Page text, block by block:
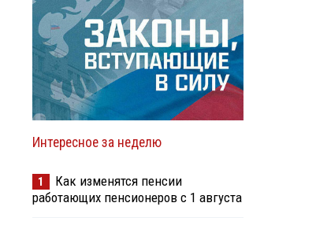
Интересное за неделю
1
Как изменятся пенсии
работающих пенсионеров с 1 августа